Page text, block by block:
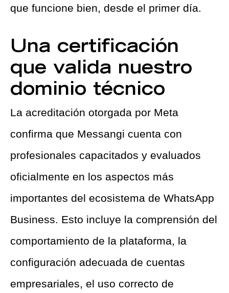
que funcione bien, desde el primer día.
Una certificación
que valida nuestro
dominio técnico
La acreditación otorgada por Meta
confirma que Messangi cuenta con
profesionales capacitados y evaluados
oficialmente en los aspectos más
importantes del ecosistema de WhatsApp
Business. Esto incluye la comprensión del
comportamiento de la plataforma, la
configuración adecuada de cuentas
empresariales, el uso correcto de